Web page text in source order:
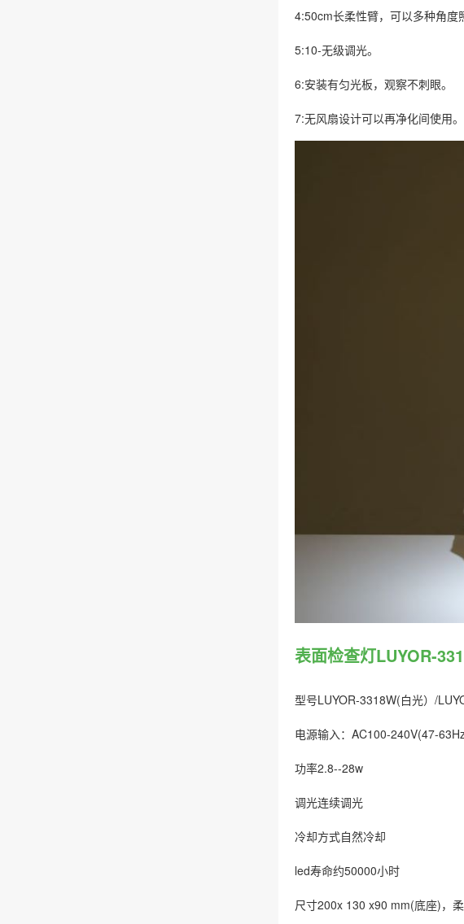
4:50cm长柔性臂，可以多种角度
5:10-无级调光。
6:安装有匀光板，观察不刺眼。
7:无风扇设计可以再净化间使用。
表面检查灯LUYOR-
型号LUYOR-3318W(白光）/
电源输入：AC100-240V(47-
功率2.8--28w
调光连续调光
冷却方式自然冷却
led寿命约50000小时
尺寸200x 130 x90 mm(底座)，